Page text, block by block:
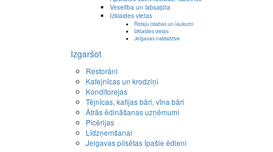
Veselība un labsajūta
Izklaides vietas
Rotaļu istabas un laukumi
Izklaides vietas
Jelgavas naktsdzīve
Izgaršot
Restorāni
Kafejnīcas un krodziņi
Konditorejas
Tējnīcas, kafijas bāri, vīna bāri
Ātrās ēdināšanas uzņēmumi
Picērijas
Līdzņemšanai
Jelgavas pilsētas īpašie ēdieni